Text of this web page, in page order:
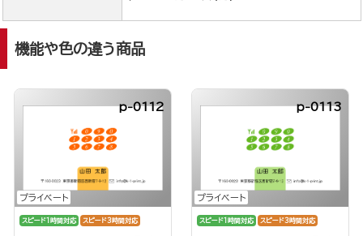
機能や色の違う商品
プライベート
p-0112
スピード1時間対応 スピード3時間対応
プライベート
p-0113
スピード1時間対応 スピード3時間対応